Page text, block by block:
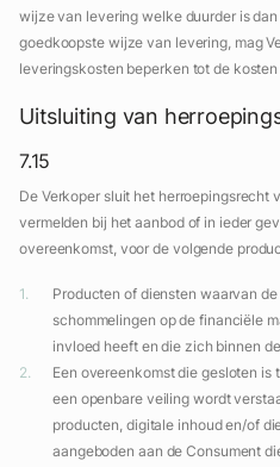
wijze van levering welke duurder is
goedkoopste wijze van levering, mag
leveringskosten beperken tot de
Uitsluiting van
7.15
De Verkoper sluit het herroepingsrecht
vermelden bij het aanbod of in ieder
overeenkomst, voor de volgende
Producten of diensten waarvan
schommelingen op de financiële
invloed heeft en die zich binnen
Een overeenkomst die gesloten is
een openbare veiling wordt
producten, digitale inhoud en/of
aangeboden aan de Consument